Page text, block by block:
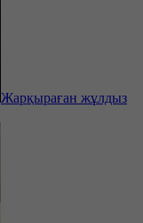
Жарқыраған жұлдыз